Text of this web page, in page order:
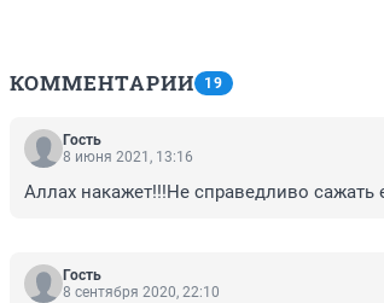
КОММЕНТАРИИ 19
Гость
8 июня 2021, 13:16
Аллах накажет!!!Не справедливо
Гость
8 сентября 2020, 22:10